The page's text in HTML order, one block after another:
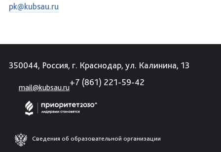
pk@kubsau.ru
350044, Россия, г. Краснодар, ул. Калинина, 13
mail@kubsau.ru
+7 (861) 221-59-42
Сведения об образовательной организации